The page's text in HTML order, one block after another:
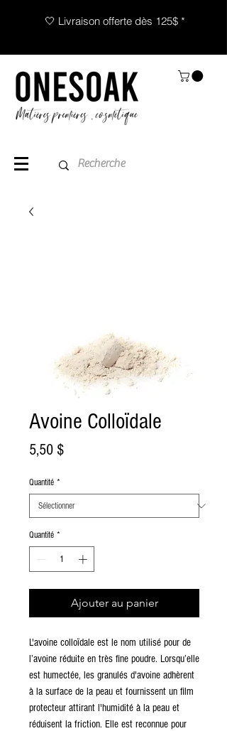
🤍 Livraison offerte dès 125$ *
Avoine Colloïdale
5,50 $Prix
Quantité *
Quantité *
Ajouter au panier
L'avoine colloïdale est le nom utilisé pour de
l’avoine réduite en très fine poudre. Lorsqu’elle
est humectée, les granulés d'avoine adhèrent
à la surface de la peau et fournissent un film
protecteur attirant l'humidité à la peau et
réduisent la friction. Elle est reconnue pour